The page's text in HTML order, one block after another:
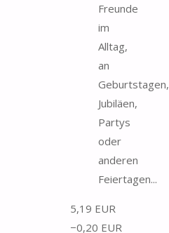
Freunde
im
Alltag,
an
Geburtstagen,
Jubiläen,
Partys
oder
anderen
Feiertagen...
5,19 EUR
−0,20 EUR